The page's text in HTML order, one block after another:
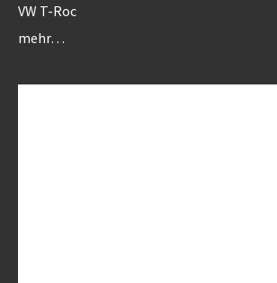
VW T-Roc
mehr…